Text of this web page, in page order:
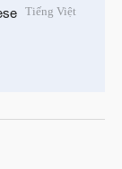
Tiếng Việt